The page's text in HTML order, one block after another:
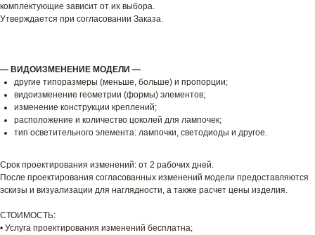
комплектующие зависит от их выбора.
Утверждается при согласовании Заказа.
— ВИДОИЗМЕНЕНИЕ МОДЕЛИ —
другие типоразмеры (меньше, больше) и пропорции;
видоизменение геометрии (формы) элементов;
изменение конструкции креплений;
расположение и количество цоколей для лампочек;
тип осветительного элемента: лампочки, светодиоды и другое.
Срок проектирования изменений: от 2 рабочих дней.
После проектирования согласованных изменений модели предоставляются
эскизы и визуализации для наглядности, а также расчет цены изделия.
СТОИМОСТЬ:
• Услуга проектирования изменений бесплатна;